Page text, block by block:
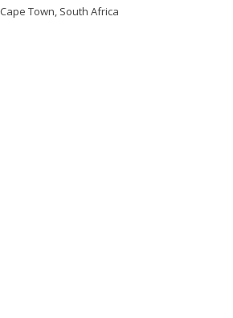
Cape Town, South Africa